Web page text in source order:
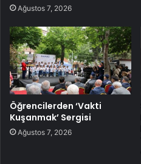
Ağustos 7, 2026
Öğrencilerden ‘Vakti
Kuşanmak’ Sergisi
Ağustos 7, 2026